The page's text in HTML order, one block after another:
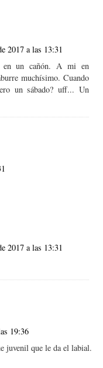
2017 a las 13:31
en un cañón. A mi en
muchísimo. Cuando
un sábado? uff... Un
2017 a las 13:31
19:36
juvenil que le da el labial.